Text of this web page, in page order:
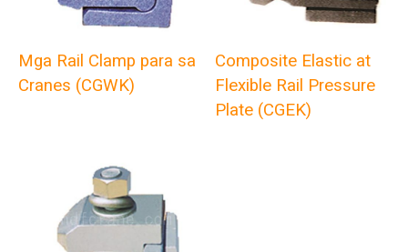
Mga Rail Clamp para sa
Cranes (CGWK)
Composite Elastic at
Flexible Rail Pressure
Plate (CGEK)